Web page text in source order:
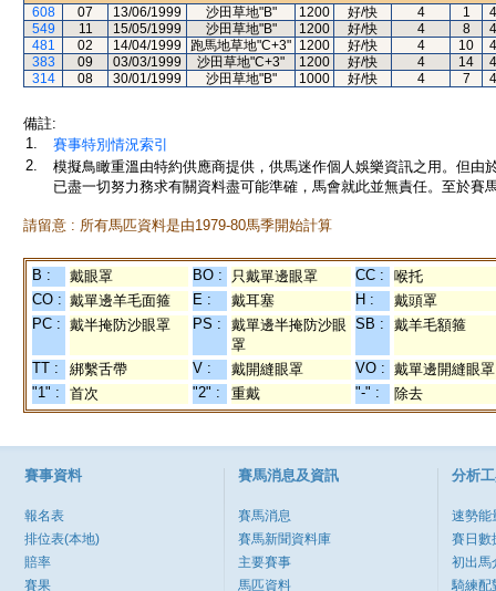
608
07 13/06/1999 沙田草地"B" 1200 好/快 4 1
549
11 15/05/1999 沙田草地"B" 1200 好/快 4 8
481
02 14/04/1999 跑馬地草地"C+3" 1200 好/快 4 10
383
09 03/03/1999 沙田草地"C+3" 1200 好/快 4 14
314
08 30/01/1999 沙田草地"B" 1000 好/快 4 7
備註:
1.
賽事特別情況索引
2.
模擬鳥瞰重溫由特約供應商提供，供馬迷作個人娛樂資訊之用。但
已盡一切努力務求有關資料盡可能準確，馬會就此並無責任。至於賽
請留意 : 所有馬匹資料是由1979-80馬季開始計算
B : 戴眼罩 BO : 只戴單邊眼罩 CC :
喉托
CO : 戴單邊羊毛面箍 E : 戴耳塞 H :
戴頭罩
PC : 戴半掩防沙眼罩 PS :
戴單邊半掩防沙眼
罩
SB : 戴羊毛額箍
TT : 綁繫舌帶 V : 戴開縫眼罩 VO : 戴單邊開縫眼罩
"1" :
首次 "2" : 重戴 "-" : 除去
賽事資料
報名表
排位表(本地)
賠率
賽果
賽馬消息及資訊
賽馬消息
賽馬新聞資料庫
主要賽事
馬匹資料
分析
速勢能
賽日數
初出馬
騎練配